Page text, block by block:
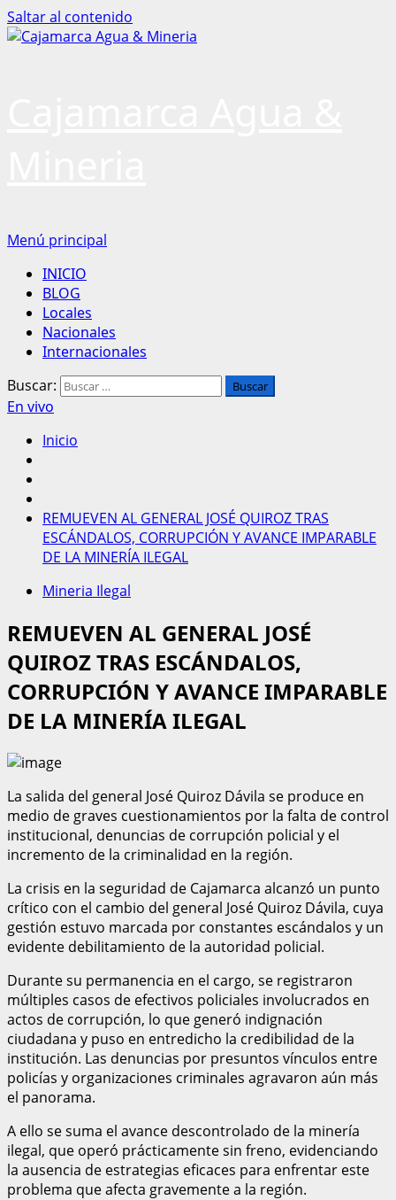
Saltar al contenido
Menú principal
INICIO
BLOG
Locales
Nacionales
Internacionales
Buscar:
En vivo
Inicio
REMUEVEN AL GENERAL JOSÉ QUIROZ TRAS
ESCÁNDALOS, CORRUPCIÓN Y AVANCE IMPARABLE
DE LA MINERÍA ILEGAL
Mineria Ilegal
REMUEVEN AL GENERAL JOSÉ
QUIROZ TRAS ESCÁNDALOS,
CORRUPCIÓN Y AVANCE IMPARABLE
DE LA MINERÍA ILEGAL
La salida del general José Quiroz Dávila se produce en
medio de graves cuestionamientos por la falta de control
institucional, denuncias de corrupción policial y el
incremento de la criminalidad en la región.
La crisis en la seguridad de Cajamarca alcanzó un punto
crítico con el cambio del general José Quiroz Dávila, cuya
gestión estuvo marcada por constantes escándalos y un
evidente debilitamiento de la autoridad policial.
Durante su permanencia en el cargo, se registraron
múltiples casos de efectivos policiales involucrados en
actos de corrupción, lo que generó indignación
ciudadana y puso en entredicho la credibilidad de la
institución. Las denuncias por presuntos vínculos entre
policías y organizaciones criminales agravaron aún más
el panorama.
A ello se suma el avance descontrolado de la minería
ilegal, que operó prácticamente sin freno, evidenciando
la ausencia de estrategias eficaces para enfrentar este
problema que afecta gravemente a la región.